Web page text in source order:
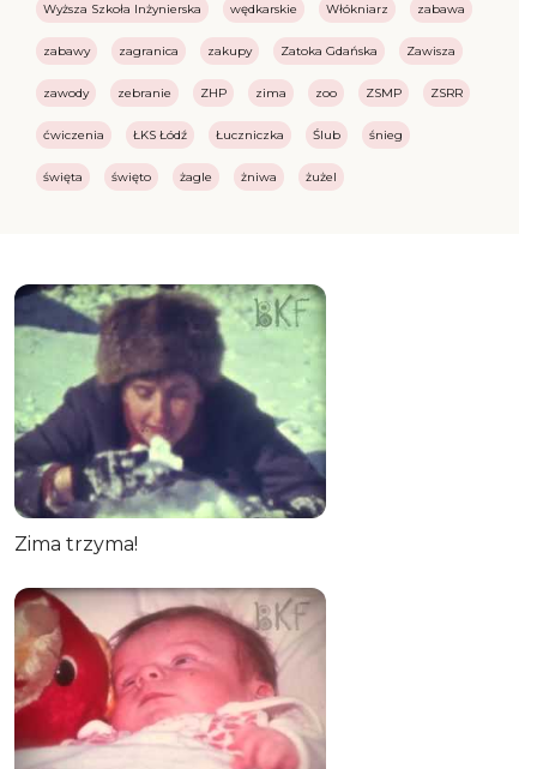
Wyższa Szkoła Inżynierska wędkarskie Włókniarz zabawa
zabawy zagranica zakupy Zatoka Gdańska Zawisza
zawody zebranie ZHP zima zoo ZSMP ZSRR
ćwiczenia ŁKS Łódź Łuczniczka Ślub śnieg
święta święto żagle żniwa żużel
Zima trzyma!